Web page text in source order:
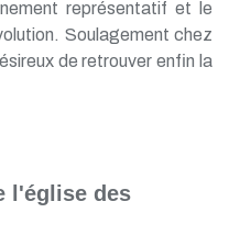
représentatif et le
Soulagement chez
de retrouver enfin la
l'église des